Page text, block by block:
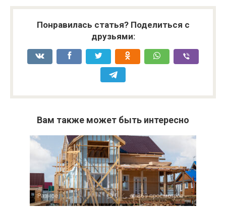
Понравилась статья? Поделиться с
друзьями:
Вам также может быть интересно
Разное 0 869 просмотров